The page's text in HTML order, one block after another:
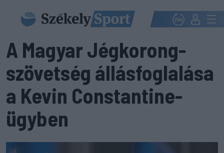
A Magyar Jégkorong-
szövetség állásfoglalása
a Kevin Constantine-
ügyben